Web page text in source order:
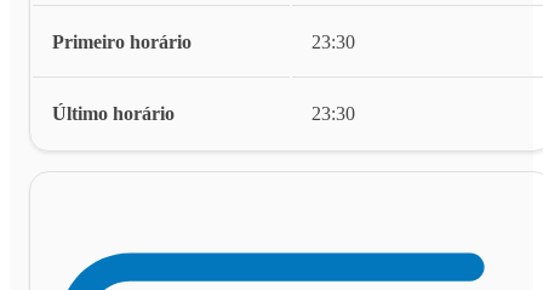
Primeiro horário 23:30
Último horário 23:30